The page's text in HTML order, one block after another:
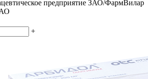
предприятие ЗАО/ФармВилар
+